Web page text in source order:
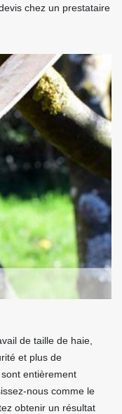
chez un prestataire
de taille de haie,
et plus de
entièrement
nous comme le
obtenir un résultat